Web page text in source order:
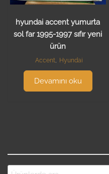
hyundai accent yumurta
sol far 1995-1997 sıfır yeni
ürün
Accent, Hyundai
Devamını oku